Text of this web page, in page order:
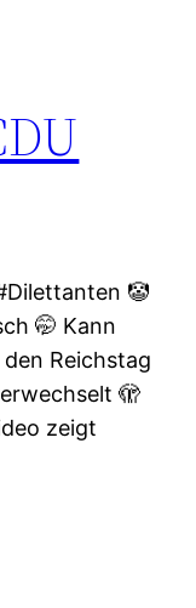
🤡
🤭 Kann
Reichstag
🫣
zeigt